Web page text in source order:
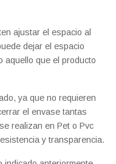
ajustar el espacio al
dejar el espacio
aquello que el producto
ya que no requieren
el envase tantas
realizan en Pet o Pvc
y transparencia.